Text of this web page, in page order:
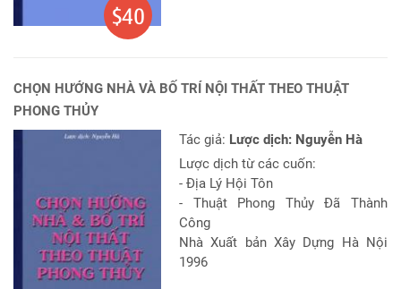
$40
CHỌN HƯỚNG NHÀ VÀ BỐ TRÍ NỘI THẤT THEO THUẬT
PHONG THỦY
Tác giả: Lược dịch: Nguyễn Hà
Lược dịch từ các cuốn:
- Địa Lý Hội Tôn
- Thuật Phong Thủy Đã Thành
Công
Nhà Xuất bản Xây Dựng Hà Nội
1996